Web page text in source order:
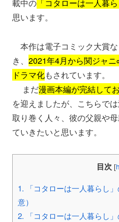
載中の 「コタローは一人暮ら
思います。
本作は電子コミック大賞
き、 2021年4月から関ジャ
ドラマ化もされています。
まだ漫画本編が完結して
を迎えましたが、こちらで
取り巻く人々、彼の父親や
ていきたいと思います。
目次 [
1. 「コタローは一人暮らし
意）
2. 「コタローは一人暮らし